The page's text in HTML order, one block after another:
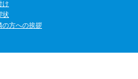
け
状
の方への挨拶